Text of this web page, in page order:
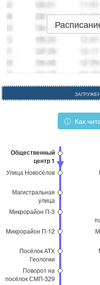
Общественный
центр 1
Улица Новосёлов
Магистральная
улица
Микрорайон П-3
Микрорайон П-12
Посёлок АТХ
Геологии
Поворот на
посёлок СМП-329